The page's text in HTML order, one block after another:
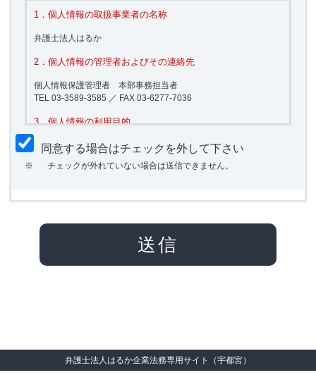
1．個人情報の取扱事業者の名称
弁護士法人はるか
2．個人情報の管理者およびその連絡先
個人情報保護管理者 本部事務担当者
TEL 03-3589-3585 ／ FAX 03-6277-7036
3．個人情報の利用目的
当事務所当事務所が取得した資料請求やお問い合わせを頂いた方
取得した個人情報は、利用目的の範囲内において、一部外部への
5.本人が容易に認識できない方法による個人情報の取得
クッキーやウェブビーコン等を用いるなどして、本人が容易に認
じます。
お問合せへの回答後、取得した個人情報は当事務所内において削
同意する場合はチェックを外して下さい
※ チェックが外れていない場合は送信できません。
弁護士法人はるか企業法務専用サイト（宇都宮）